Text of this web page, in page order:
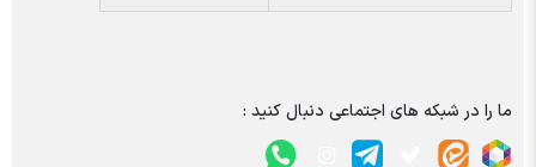
ما را در شبکه های اجتماعی دنبال کنید :